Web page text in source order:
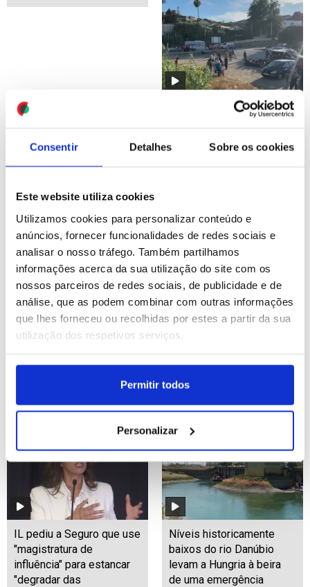
Consentir Detalhes Sobre os cookies
Este website utiliza cookies
Utilizamos cookies para personalizar conteúdo e
anúncios, fornecer funcionalidades de redes sociais e
analisar o nosso tráfego. Também partilhamos
informações acerca da sua utilização do site com os
nossos parceiros de redes sociais, de publicidade e de
análise, que as podem combinar com outras informações
que lhes forneceu ou recolhidas por estes a partir da sua
utilização dos respetivos serviços.
Permitir todos
Personalizar
Migrantes em Ceuta
autoridades
Irão: Trump volta a
ameaçar Teerão e exige
acordo ou "rendição total"
Date: 03/08/2026 20:36
ONU acolhe com
IL pediu a Seguro que use
"magistratura de
influência" para estancar
"degradar das
Níveis historicamente
baixos do rio Danúbio
levam a Hungria à beira
de uma emergência